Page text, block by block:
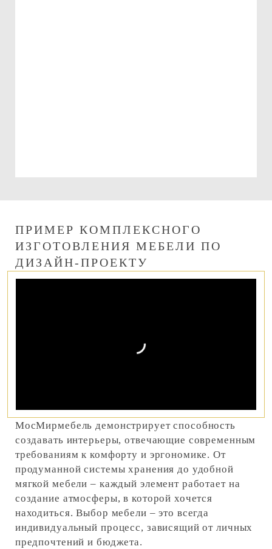
ПРИМЕР КОМПЛЕКСНОГО
ИЗГОТОВЛЕНИЯ МЕБЕЛИ ПО
ДИЗАЙН-ПРОЕКТУ
МосМирмебель демонстрирует способность
создавать интерьеры, отвечающие современным
требованиям к комфорту и эргономике. От
продуманной системы хранения до удобной
мягкой мебели – каждый элемент работает на
создание атмосферы, в которой хочется
находиться. Выбор мебели – это всегда
индивидуальный процесс, зависящий от личных
предпочтений и бюджета.